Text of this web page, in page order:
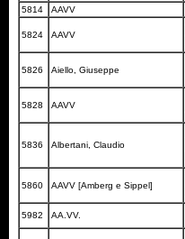
5814 AAVV
5824 AAVV
5826 Aiello, Giuseppe
5828 AAVV
5836 Albertani, Claudio
5860 AAVV [Amberg e Sippel]
5982 AA.VV.